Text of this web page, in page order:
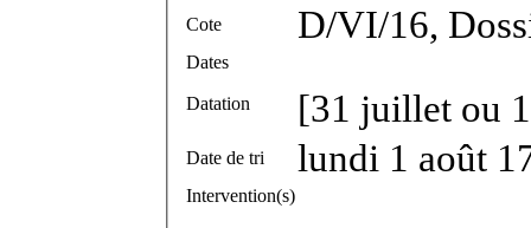
Cote D/VI/16,
Dates
Datation [31 juillet ou 1
Date de tri lundi 1 août
Intervention(s)